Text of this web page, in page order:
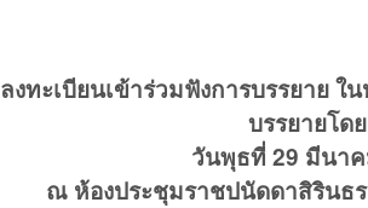
ลงทะเบียนเข้าร่วมฟังการบรรยาย
บรรยายโด
วันพุธที่ 29 มีนา
ณ ห้องประชุมราชปนัดดาสิรินธ